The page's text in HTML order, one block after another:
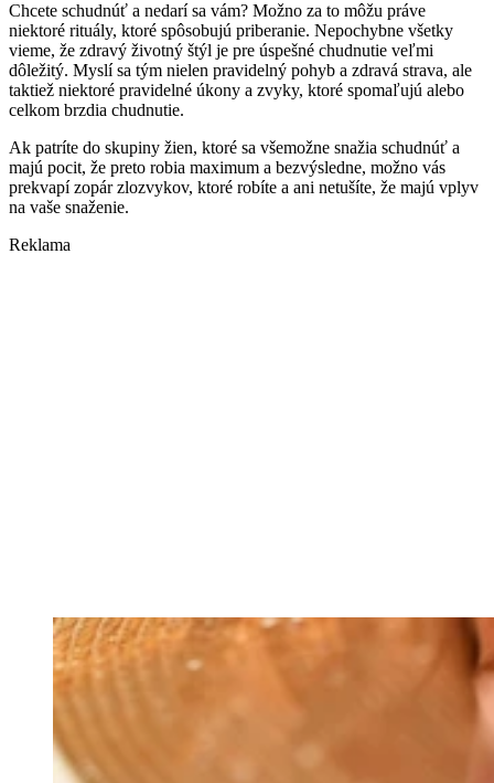
Chcete schudnúť a nedarí sa vám? Možno za to môžu práve
niektoré rituály, ktoré spôsobujú priberanie. Nepochybne všetky
vieme, že zdravý životný štýl je pre úspešné chudnutie veľmi
dôležitý. Myslí sa tým nielen pravidelný pohyb a zdravá strava, ale
taktiež niektoré pravidelné úkony a zvyky, ktoré spomaľujú alebo
celkom brzdia chudnutie.
Ak patríte do skupiny žien, ktoré sa všemožne snažia schudnúť a
majú pocit, že preto robia maximum a bezvýsledne, možno vás
prekvapí zopár zlozvykov, ktoré robíte a ani netušíte, že majú vplyv
na vaše snaženie.
Reklama